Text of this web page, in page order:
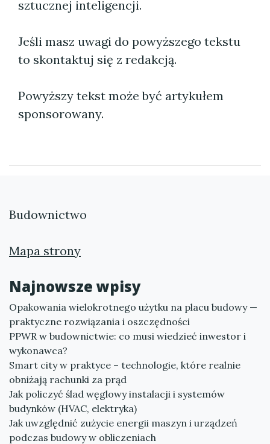
sztucznej inteligencji.
Jeśli masz uwagi do powyższego tekstu
to skontaktuj się z redakcją.
Powyższy tekst może być artykułem
sponsorowany.
Budownictwo
Mapa strony
Najnowsze wpisy
Opakowania wielokrotnego użytku na placu budowy —
praktyczne rozwiązania i oszczędności
PPWR w budownictwie: co musi wiedzieć inwestor i
wykonawca?
Smart city w praktyce – technologie, które realnie
obniżają rachunki za prąd
Jak policzyć ślad węglowy instalacji i systemów
budynków (HVAC, elektryka)
Jak uwzględnić zużycie energii maszyn i urządzeń
podczas budowy w obliczeniach